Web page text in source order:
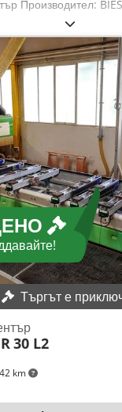
Производител:
2001
V Мощност: 20 kW
на въздуха:
поток: 30 м/с
се нуждае от
Търгът е
km
30 L2